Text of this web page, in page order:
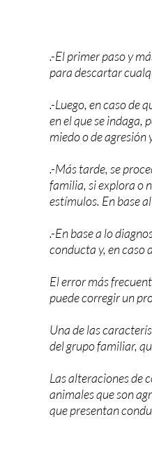
.-El primer paso y
para descartar
.-Luego, en caso de
en el que se indaga,
miedo o de agresión
.-Más tarde, se
familia, si explora o
estímulos. En base
.-En base a lo
conducta y, en caso
El error más
puede corregir un
Una de las
del grupo familiar,
Las alteraciones de
animales que son
que presentan